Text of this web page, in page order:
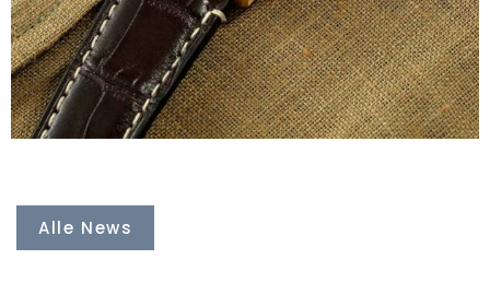
Alle News